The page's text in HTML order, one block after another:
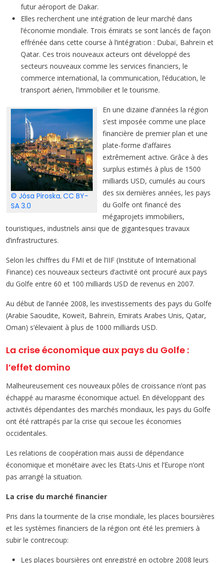
futur aéroport de Dakar.
Elles recherchent une intégration de leur marché dans
l’économie mondiale. Trois émirats se sont lancés de façon
effrénée dans cette course à l’intégration : Dubaï, Bahreïn et
Qatar. Ces trois nouveaux acteurs ont développé des
secteurs nouveaux comme les services financiers, le
commerce international, la communication, l’éducation, le
transport aérien, l’immobilier et le tourisme.
© Jósa Piroska, CC BY-
SA 3.0
En une dizaine d’années la région
s’est imposée comme une place
financière de premier plan et une
plate-forme d’affaires
extrêmement active. Grâce à des
surplus estimés à plus de 1500
milliards USD, cumulés au cours
des six dernières années, les pays
du Golfe ont financé des
mégaprojets immobiliers,
touristiques, industriels ainsi que de gigantesques travaux
d’infrastructures.
Selon les chiffres du FMI et de l’IIF (Institute of International
Finance) ces nouveaux secteurs d’activité ont procuré aux pays
du Golfe entre 60 et 100 milliards USD de revenus en 2007.
Au début de l’année 2008, les investissements des pays du Golfe
(Arabie Saoudite, Koweït, Bahreïn, Emirats Arabes Unis, Qatar,
Oman) s’élevaient à plus de 1000 milliards USD.
La crise économique aux pays du Golfe :
l’effet domino
Malheureusement ces nouveaux pôles de croissance n’ont pas
échappé au marasme économique actuel. En développant des
activités dépendantes des marchés mondiaux, les pays du Golfe
ont été rattrapés par la crise qui secoue les économies
occidentales.
Les relations de coopération mais aussi de dépendance
économique et monétaire avec les Etats-Unis et l’Europe n’ont
pas arrangé la situation.
La crise du marché financier
Pris dans la tourmente de la crise mondiale, les places boursières
et les systèmes financiers de la région ont été les premiers à
subir le contrecoup:
Les places boursières ont enregistré en octobre 2008 leurs